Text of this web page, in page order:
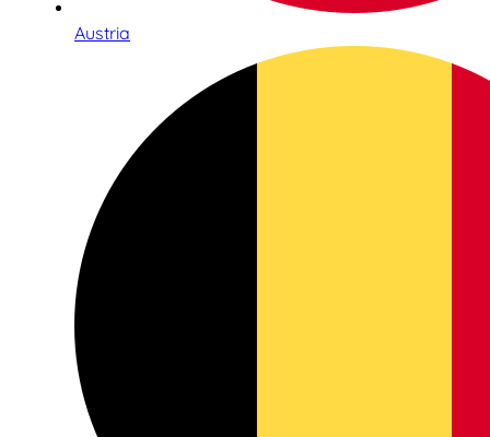
Austria